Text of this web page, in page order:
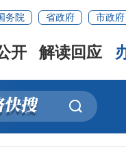
务院 省政府 市政府
开 解读回应